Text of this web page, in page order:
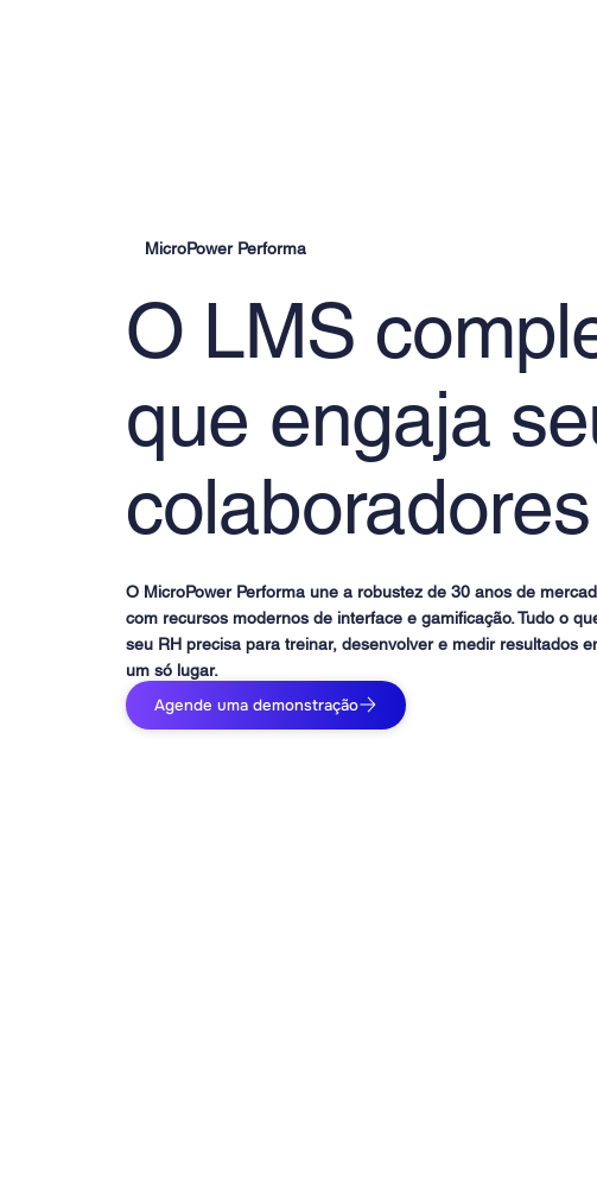
MicroPower Performa
O LMS
que engaja
colaboradores
O MicroPower Performa une a robustez de 30 anos de
com recursos modernos de interface e gamificação. Tudo o
seu RH precisa para treinar, desenvolver e medir resultados
um só lugar.
Agende uma demonstração